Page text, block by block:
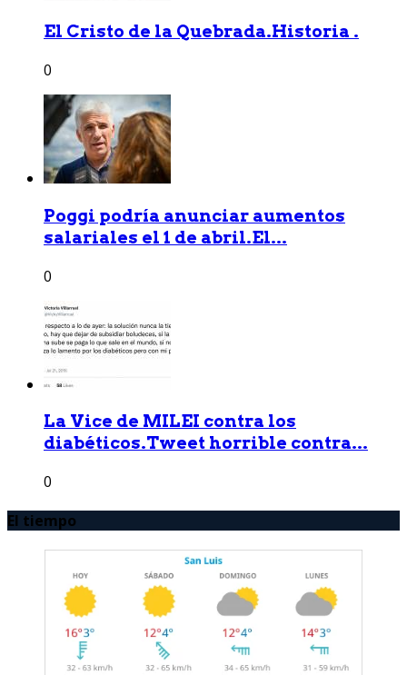
El Cristo de la Quebrada.Historia .
0
Poggi podría anunciar aumentos
salariales el 1 de abril.El...
0
La Vice de MILEI contra los
diabéticos.Tweet horrible contra...
0
El tiempo